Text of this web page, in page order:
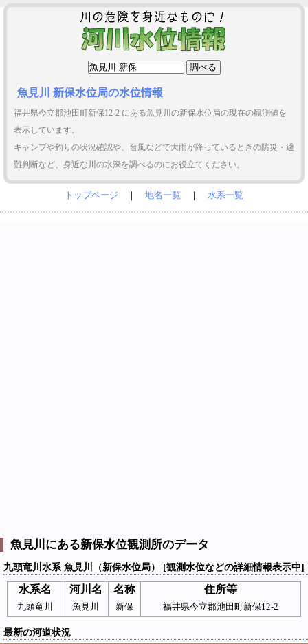
魚見川 新保水位局の水位情報
福井県今立郡池田町新保12-2 にある魚見川の新保水位局の現在の観測値を
表示しています。
キャンプや釣りの状況確認や、台風などで大雨が降っているときの防災・避
難判断など、身近な川の水深を調べるのにお役立てください。
トップページ ｜ 地名一覧 ｜ 水系一覧
魚見川にある新保水位観測所のデータ
九頭竜川水系 魚見川（新保水位局） [観測水位などの詳細情報表示中]
水系名 河川名 名称 住所等
九頭竜川 魚見川 新保 福井県今立郡池田町新保12-2
最新の河道状況